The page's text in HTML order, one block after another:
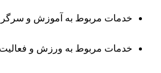
خدمات مربوط به آموزش و
خدمات مربوط به ورزش و